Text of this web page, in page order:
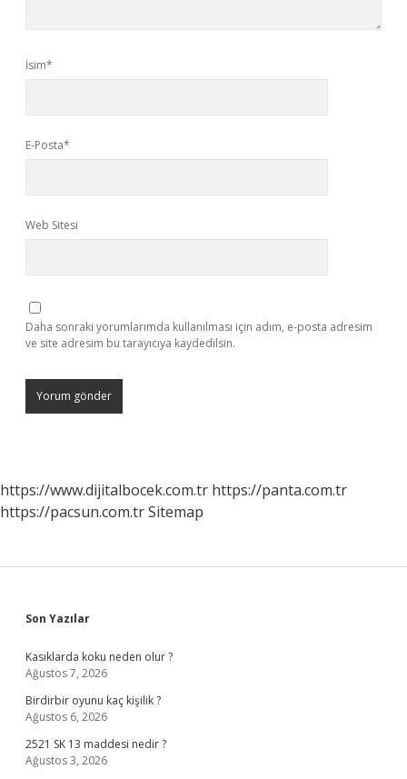
İsim*
E-Posta*
Web Sitesi
Daha sonraki yorumlarımda kullanılması için adım, e-posta adresim
ve site adresim bu tarayıcıya kaydedilsin.
https://www.dijitalbocek.com.tr https://panta.com.tr
https://pacsun.com.trSitemap
Sidebar
Son Yazılar
Kasıklarda koku neden olur ?
Ağustos 7, 2026
Birdirbir oyunu kaç kişilik ?
Ağustos 6, 2026
2521 SK 13 maddesi nedir ?
Ağustos 3, 2026